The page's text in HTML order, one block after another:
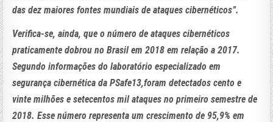
das dez maiores fontes mundiais de ataques cibernéticos”.
Verifica-se, ainda, que o número de ataques cibernéticos
praticamente dobrou no Brasil em 2018 em relação a 2017.
Segundo informações do laboratório especializado em
segurança cibernética da PSafe13,foram detectados cento e
vinte milhões e setecentos mil ataques no primeiro semestre de
2018. Esse número representa um crescimento de 95,9% em